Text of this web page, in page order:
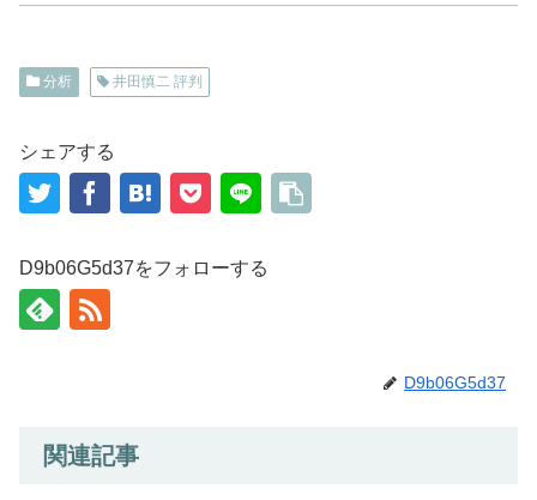
分析 井田慎二 評判
シェアする
D9b06G5d37をフォローする
D9b06G5d37
関連記事